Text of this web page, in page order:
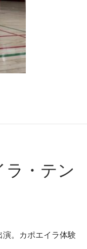
・テン
。カポエイラ体験